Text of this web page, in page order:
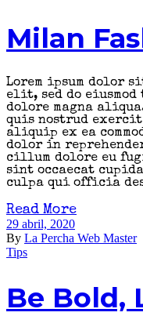
Milan
Lorem ipsum dolor
elit, sed do
dolore magna
quis nostrud
aliquip ex ea
dolor in
cillum dolore eu
sint occaecat
culpa qui officia
Read More
29 abril, 2020
By La Percha Web Master
Tips
Be Bold,